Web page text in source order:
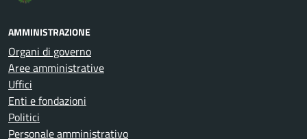
AMMINISTRAZIONE
Organi di governo
Aree amministrative
Uffici
Enti e fondazioni
Politici
Personale amministrativo